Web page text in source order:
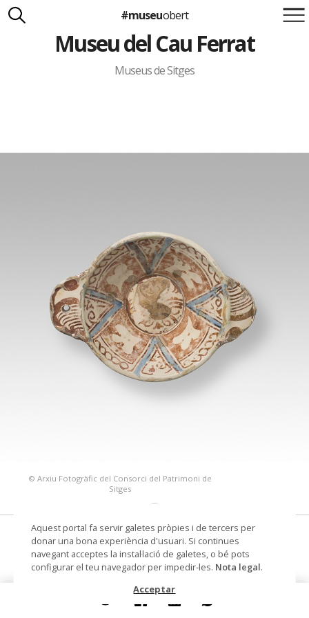
Suma't a la iniciativa
Carlota Royo
Francesca Barcellona
#museuobert
Museu del Cau Ferrat
Museus de Sitges
© Arxiu Fotogràfic del Consorci del Patrimoni de
Sitges
escudella
Datació Segona meitat segle XVI -
principis segle XVII
Aquest portal fa servir galetes pròpies i de tercers per
donar una bona experiència d'usuari. Si continues
navegant acceptes la instal·lació de galetes, o bé pots
configurar el teu navegador per impedir-les. Nota legal.
Acceptar